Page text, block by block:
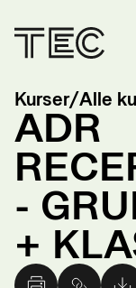
Kurser/Alle
ADR
-
+